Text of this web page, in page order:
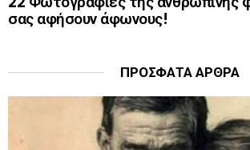
σας αφήσουν άφωνους!
ΠΡΌΣΦΑΤΑ ΆΡΘΡΑ